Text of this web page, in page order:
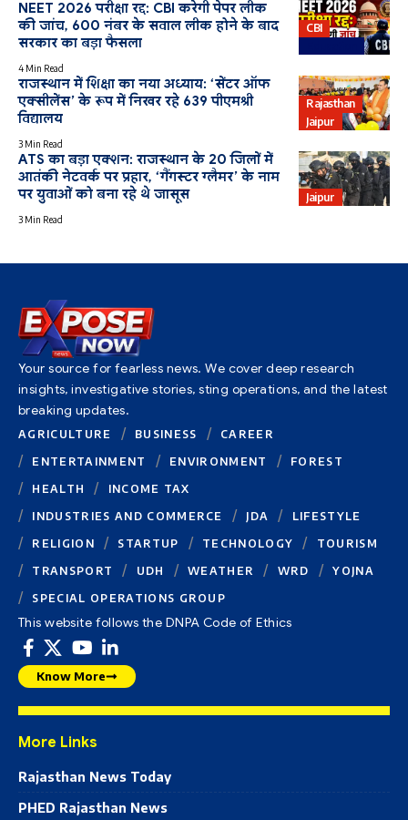
CBI
NEET 2026 परीक्षा रद्द: CBI करेगी पेपर लीक
की जांच, 600 नंबर के सवाल लीक होने के बाद
सरकार का बड़ा फैसला
4 Min Read
Rajasthan
Jaipur
राजस्थान में शिक्षा का नया अध्याय: ‘सेंटर ऑफ
एक्सीलेंस’ के रूप में निखर रहे 639 पीएमश्री
विद्यालय
3 Min Read
Jaipur
ATS का बड़ा एक्शन: राजस्थान के 20 जिलों में
आतंकी नेटवर्क पर प्रहार, ‘गैंगस्टर ग्लैमर’ के नाम
पर युवाओं को बना रहे थे जासूस
3 Min Read
Your source for fearless news. We cover deep research
insights, investigative stories, sting operations, and the latest
breaking updates.
AGRICULTURE BUSINESS
CAREER
ENTERTAINMENT
ENVIRONMENT
FOREST
HEALTH
INCOME TAX
INDUSTRIES AND COMMERCE
JDA
LIFESTYLE
RELIGION
STARTUP TECHNOLOGY
TOURISM
TRANSPORT
UDH WEATHER WRD
YOJNA
SPECIAL OPERATIONS GROUP
This website follows the DNPA Code of Ethics
Know More
More Links
Rajasthan News Today
PHED Rajasthan News